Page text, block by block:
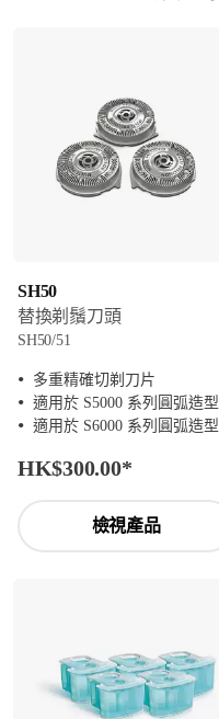
SH50
替換剃鬚刀頭
SH50/51
多重精確切剃刀片
適用於 S5000 系列圓弧造型
適用於 S6000 系列圓弧造型
HK$300.00*
檢視產品